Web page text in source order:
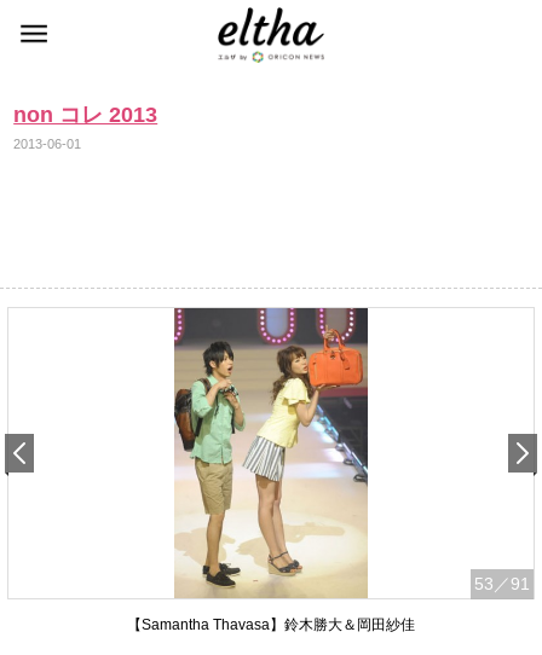
non コレ 2013
2013-06-01
53 ／91
【Samantha Thavasa】鈴木勝大＆岡田紗佳